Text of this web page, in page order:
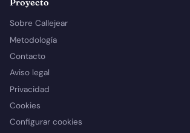
Proyecto
Sobre Callejear
Metodología
Contacto
Aviso legal
Privacidad
Cookies
Configurar cookies